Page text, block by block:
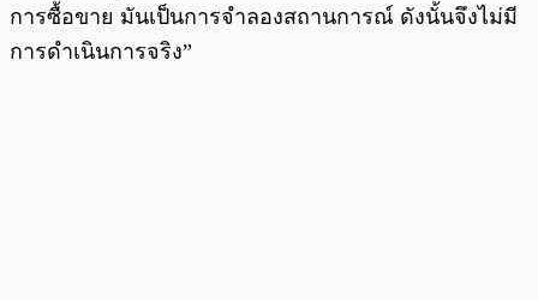
การซื้อขาย มันเป็นการจำลองสถานการณ์ ดังนั้นจึงไม่มี
การดำเนินการจริง”